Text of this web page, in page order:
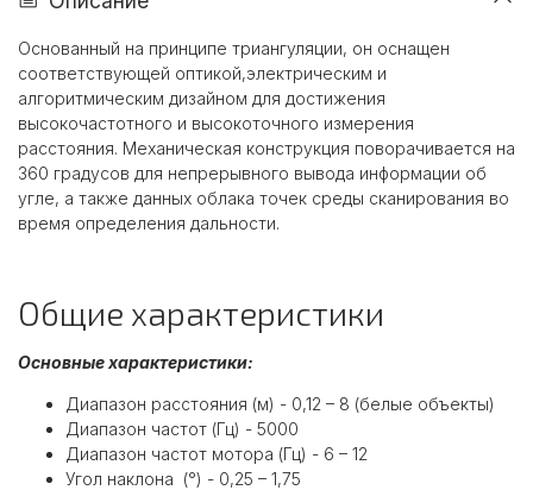
Основанный на принципе триангуляции, он оснащен
соответствующей оптикой,электрическим и
алгоритмическим дизайном для достижения
высокочастотного и высокоточного измерения
расстояния. Механическая конструкция поворачивается на
360 градусов для непрерывного вывода информации об
угле, а также данных облака точек среды сканирования во
время определения дальности.
Общие характеристики
Основные характеристики:
Диапазон расстояния (м) - 0,12 – 8 (белые объекты)
Диапазон частот (Гц) - 5000
Диапазон частот мотора (Гц) - 6 – 12
Угол наклона (°) - 0,25 – 1,75